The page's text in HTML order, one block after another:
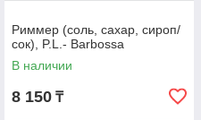
Риммер (соль, сахар, сироп/
сок), P.L.- Barbossa
В наличии
8 150 ₸